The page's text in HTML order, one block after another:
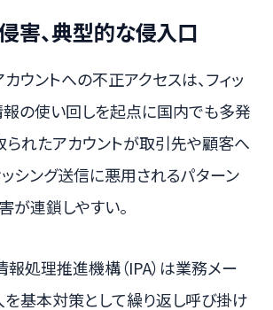
害、典型的な侵入口
ウントへの不正アクセスは、フィッ
の使い回しを起点に国内でも多発
られたアカウントが取引先や顧客へ
シング送信に悪用されるパターン
が連鎖しやすい。
処理推進機構（IPA）は業務メー
基本対策として繰り返し呼び掛け